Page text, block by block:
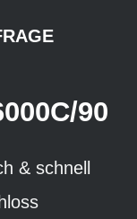
90
& schnell